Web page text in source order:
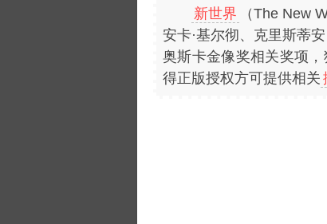
新世界
（The New
安卡·基尔彻、克里斯蒂
奥斯卡金像奖相关奖项
得正版授权方可提供相关